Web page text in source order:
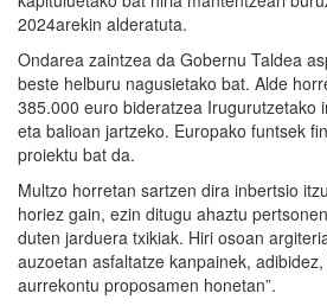
2024arekin alderatuta.
Ondarea zaintzea da Gobernu Taldea
beste helburu nagusietako bat. Alde
385.000 euro bideratzea Irugurutzetako
eta balioan jartzeko. Europako funtsek
proiektu bat da.
Multzo horretan sartzen dira inbertsio
horiez gain, ezin ditugu ahaztu
duten jarduera txikiak. Hiri osoan
auzoetan asfaltatze kanpainek,
aurrekontu proposamen honetan”.